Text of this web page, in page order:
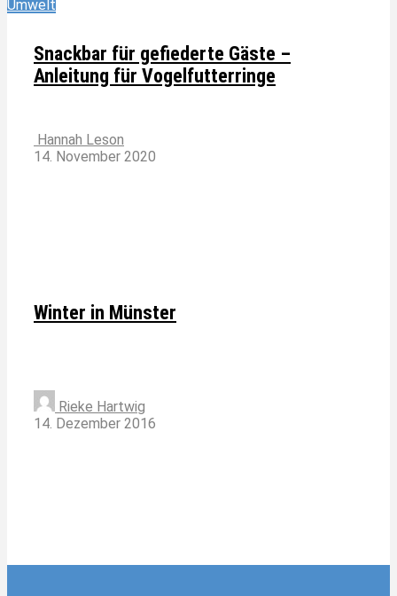
Umwelt
Snackbar für gefiederte Gäste –
Anleitung für Vogelfutterringe
Hannah Leson
14. November 2020
Winter in Münster
Rieke Hartwig
14. Dezember 2016